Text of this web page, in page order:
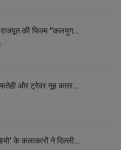
की फिल्म ''कलयुग...
फतेही और ट्रेवर नूह कतर...
के कलाकारों ने दिल्ली...